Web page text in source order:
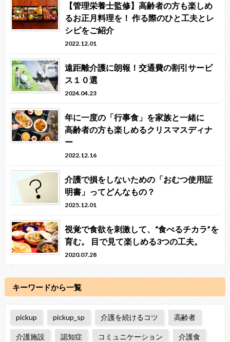
【管理栄養士監修】高齢者の方も楽しめ
るお正月料理を！ 作る際のひと工夫とレ
シピをご紹介
2022.12.01
遠距離介護に朗報！交通費の割引サービ
ス１０選
2024.04.23
年に一度の「行事食」を家族と一緒に
高齢者の方も楽しめるクリスマスディナ
ー
2022.12.16
介護で損をしないための「おむつ使用証
明書」ってどんなもの？
2025.12.01
視覚で食欲を刺激して、“食べるチカラ”を
育む。 目で見て楽しめる3つの工夫。
2020.07.28
キーワードから一覧
pickup pickup_sp 介護を続けるコツ 高齢者
介護施設 認知症 コミュニケーション 介護食